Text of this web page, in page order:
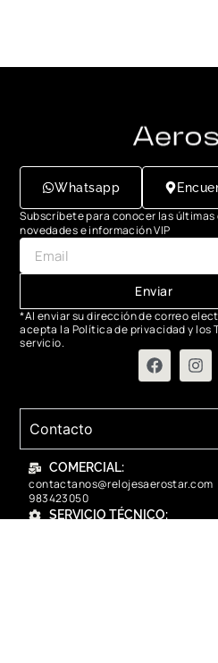
Whatsapp
Subscríbete para conocer las últimas
novedades e información VIP
Enviar
*Al enviar su dirección de correo
acepta la Política de privacidad y los
servicio.
Contacto
COMERCIAL:
contactanos@relojesaerostar.com
983423050
SERVICIO TÉCNICO: